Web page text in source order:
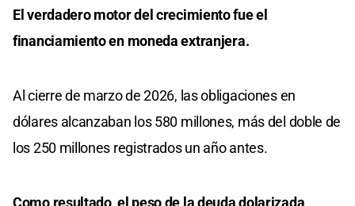
El verdadero motor del crecimiento fue el
financiamiento en moneda extranjera.
Al cierre de marzo de 2026, las obligaciones en
dólares alcanzaban los 580 millones, más del doble de
los 250 millones registrados un año antes.
Como resultado, el peso de la deuda dolarizada